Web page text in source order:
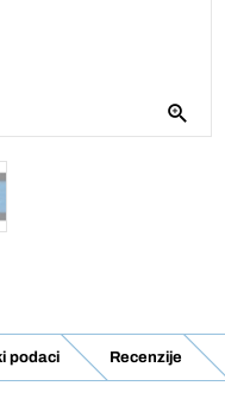
podaci Recenzije